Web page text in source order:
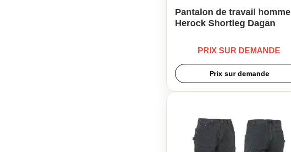
Pantalon de travail homme
Herock Shortleg Dagan
PRIX SUR DEMANDE
Prix sur demande